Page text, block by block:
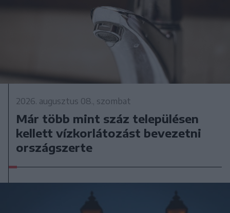
2026. augusztus 08., szombat
Már több mint száz településen
kellett vízkorlátozást bevezetni
országszerte